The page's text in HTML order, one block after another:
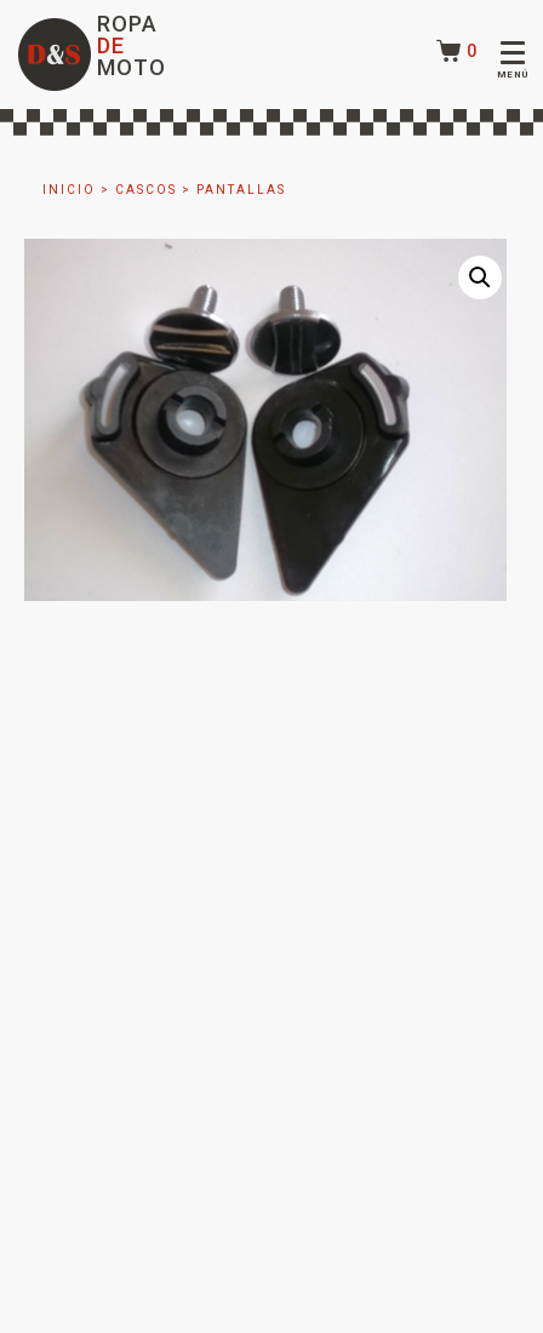
ROPA
DE
MOTO
0
INICIO > CASCOS > PANTALLAS